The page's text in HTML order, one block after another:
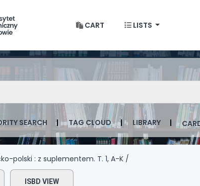
w Krakowie
CART LISTS
the catalog by keyword
SEARCH TAG CLOUD LIBRARY
polski : z suplementem. T. 1, A-K /
ISBD VIEW